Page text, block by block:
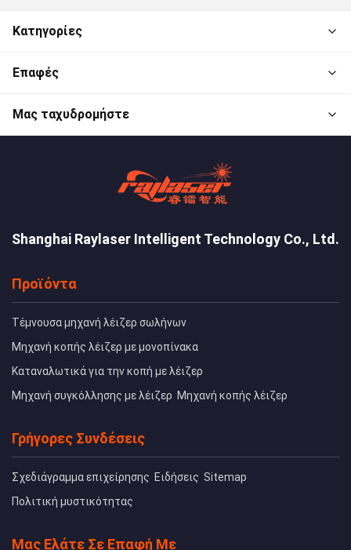
Κατηγορίες
Επαφές
Μας ταχυδρομήστε
Shanghai Raylaser Intelligent Technology Co., Ltd.
Προϊόντα
Τέμνουσα μηχανή λέιζερ σωλήνων
Μηχανή κοπής λέιζερ με μονοπίνακα
Καταναλωτικά για την κοπή με λέιζερ
Μηχανή συγκόλλησης με λέιζερ Μηχανή κοπής λέιζερ
Γρήγορες Συνδέσεις
Σχεδιάγραμμα επιχείρησης Ειδήσεις Sitemap
Πολιτική μυστικότητας
Μας Ελάτε Σε Επαφή Με